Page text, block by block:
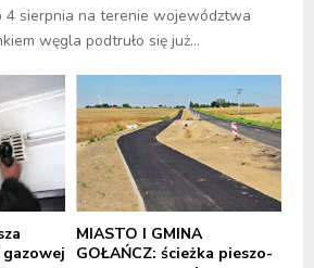
4 sierpnia na terenie województwa
węgla podtruło się już...
MIASTO I GMINA
GOŁAŃCZ: ścieżka pieszo-